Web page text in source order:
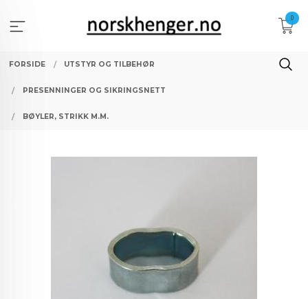
innholdet
0
FORSIDE UTSTYR OG TILBEHØR
PRESENNINGER OG SIKRINGSNETT
BØYLER, STRIKK M.M.